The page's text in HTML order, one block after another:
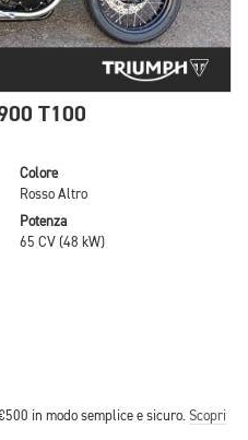
T100
Colore
Rosso Altro
Potenza
65 CV (48 kW)
in modo semplice e sicuro. Scopri